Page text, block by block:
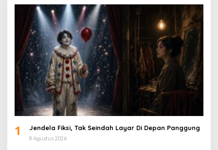
1 Jendela Fiksi, Tak Seindah Layar Di Depan Panggung
8 Agustus 2026